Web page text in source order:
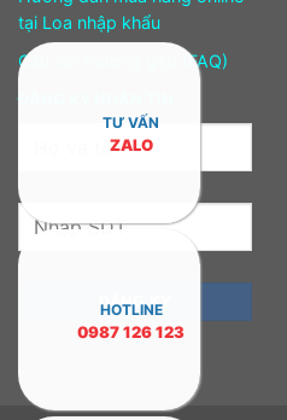
tại Loa nhập khẩu
Câu hỏi thường gặp (FAQ)
TƯ VẤN
ZALO
HOTLINE
0987 126 123